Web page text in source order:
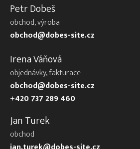
Petr Dobeš
obchod, výroba
obchod@dobes-site.cz
Irena Váňová
objednávky, fakturace
obchod@dobes-site.cz
+420 737 289 460
Jan Turek
obchod